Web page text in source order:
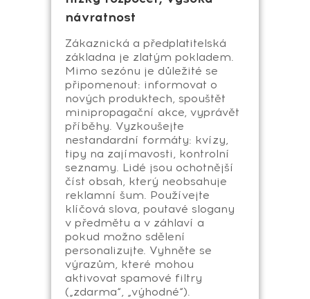
Zákaznická a předplatitelská
základna je zlatým pokladem.
Mimo sezónu je důležité se
připomenout: informovat o
nových produktech, spouštět
minipropagační akce, vyprávět
příběhy. Vyzkoušejte
nestandardní formáty: kvízy,
tipy na zajímavosti, kontrolní
seznamy. Lidé jsou ochotnější
číst obsah, který neobsahuje
reklamní šum. Používejte
klíčová slova, poutavé slogany
v předmětu a v záhlaví a
pokud možno sdělení
personalizujte. Vyhněte se
výrazům, které mohou
aktivovat spamové filtry
(„zdarma“, „výhodné“).
návratnost